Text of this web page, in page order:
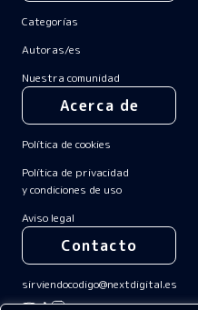
Categorías
Autoras/es
Nuestra comunidad
Acerca de
Política de cookies
Política de privacidad
y condiciones de uso
Aviso legal
Contacto
sirviendocodigo@nextdigital.es